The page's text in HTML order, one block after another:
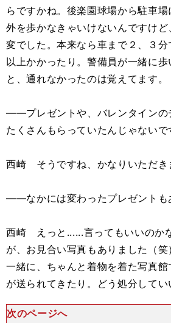
らですかね。後楽園球場から駐車
外を歩かなきゃいけないんですけ
変でした。本来なら車まで２、３
以上かかったり。警備員が一緒に
と、通れなかったのは覚えてます。
――プレゼントや、バレンタインの
たくさんもらっていたんじゃないで
西崎 そうですね、かなりいただき
――なかには変わったプレゼントも
西崎 えっと......言ってもいいのか
が、お見合い写真もありました（笑
一緒に、ちゃんと着物を着た写真
が送られてきたり。どう処分してい
次のページへ